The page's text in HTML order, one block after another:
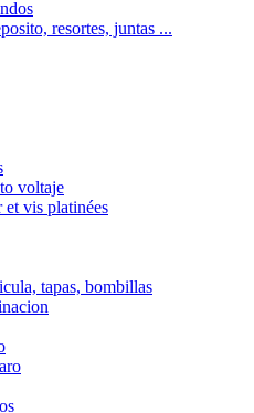
resortes, juntas ...
voltaje
et vis platinées
tapas, bombillas